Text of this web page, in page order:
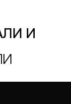
И